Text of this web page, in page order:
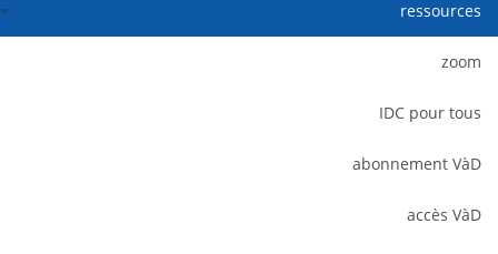
ressources
zoom
IDC pour tous
abonnement VàD
accès VàD